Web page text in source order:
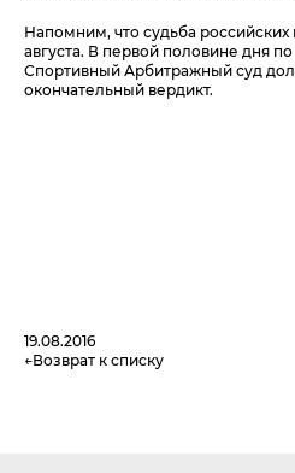
Напомним, что судьба
августа. В первой половине дня
Спортивный Арбитражный суд
окончательный вердикт.
19.08.2016
Возврат к списку